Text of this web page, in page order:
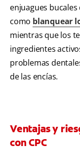
enjuagues
como blanquear
mientras que los
ingredientes
problemas
de las encías.
Ventajas y
con CPC